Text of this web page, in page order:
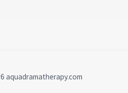
aquadramatherapy.com